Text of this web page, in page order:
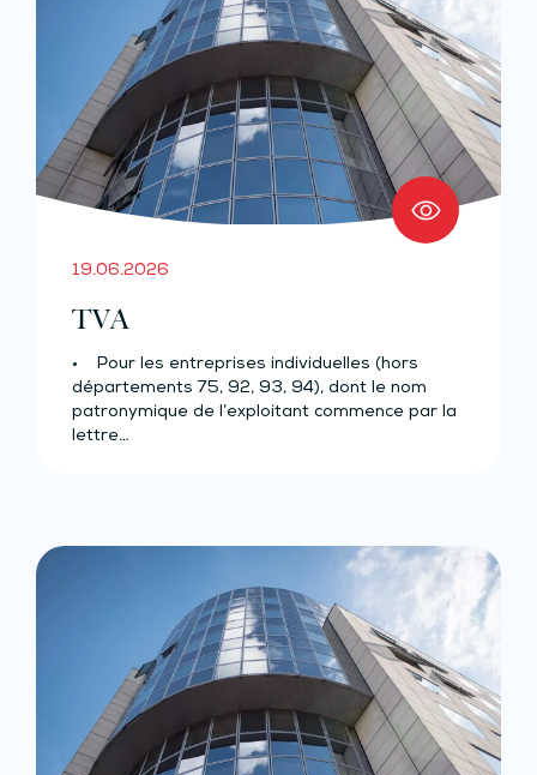
19.06.2026
TVA
• Pour les entreprises individuelles (hors
départements 75, 92, 93, 94), dont le nom
patronymique de l’exploitant commence par la
lettre…